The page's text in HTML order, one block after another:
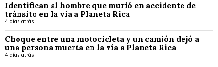
Identifican al hombre que murió en accidente de
tránsito en la vía a Planeta Rica
4 días atrás
Choque entre una motocicleta y un camión dejó a
una persona muerta en la vía a Planeta Rica
4 días atrás